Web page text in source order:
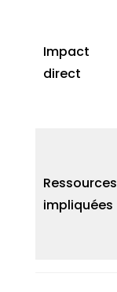
Impact
direct
Ressources
impliquées